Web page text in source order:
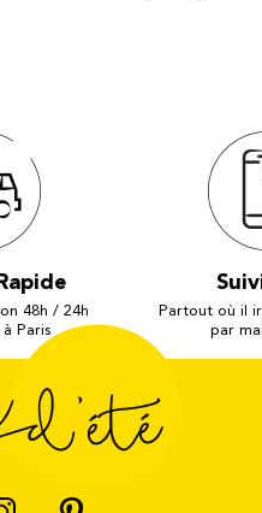
48h / 24h
Paris
Partout où il
par